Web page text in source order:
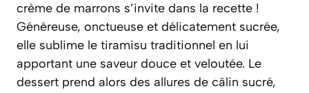
crème de marrons s’invite dans la recette !
Généreuse, onctueuse et délicatement sucrée,
elle sublime le tiramisu traditionnel en lui
apportant une saveur douce et veloutée. Le
dessert prend alors des allures de câlin sucré,